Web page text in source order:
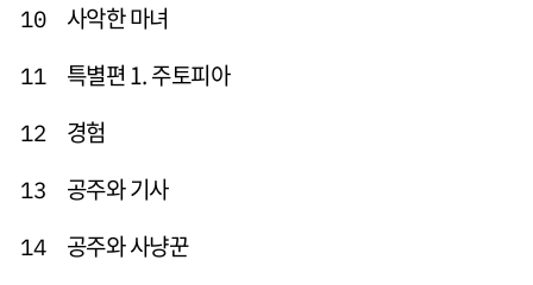
10 사악한 마녀
11 특별편 1. 주토피아
12 경험
13 공주와 기사
14 공주와 사냥꾼